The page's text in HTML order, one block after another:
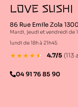
LOVE SUSHI
86 Rue Emile Zola
Mardi, jeudi et vendredi de
lundi de 18h à 21h45
★ ★ ★ ★ ★
4.7/5 (113
04 91 76 85 90